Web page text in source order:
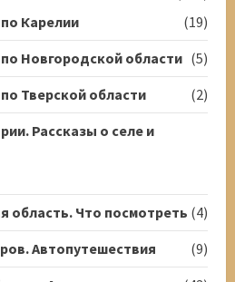
Карелии
(19)
Новгородской области (5)
Тверской области
(2)
Рассказы о селе и
область. Что посмотреть (4)
Автопутешествия
(9)